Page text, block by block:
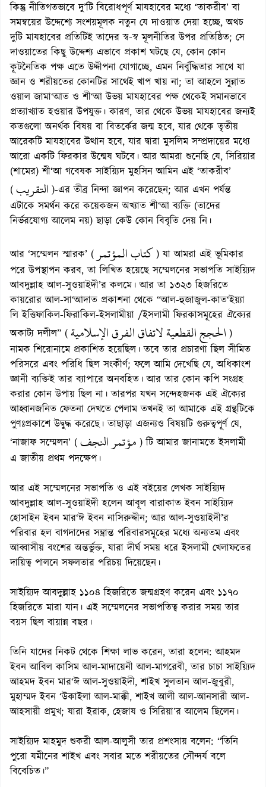
কিন্তু নীতিগতভাবে দু’টি বিরোধপূর্ণ মাযহাবের মধ্যে ‘তাকরীব’ বা
সমন্বয়ের উদ্দেশ্যে সংশয়মূলক নতুন যে দাওয়াত দেয়া হচ্ছে, অথচ
দুটি মাযহাবের প্রতিটিই তাদের স্ব-স্ব মূলনীতির উপর প্রতিষ্ঠিত; সে
দাওয়াতের কিছু উদ্দেশ্য এভাবে প্রকাশ ঘটছে যে, কোন কোন
কূটনৈতিক পক্ষ এতে উদ্দীপনা যোগাচ্ছে, এমন নির্বুদ্ধিতার সাথে যা
জ্ঞান ও শরীয়তের কোনটির সাথেই খাপ খায় না; তা আহলে সুন্নাত
ওয়াল জামা‘আত ও শী‘আ উভয় মাযহাবের পক্ষ থেকেই সমানভাবে
প্রত্যাখ্যাত হওয়ার উপযুক্ত। কারণ, তার থেকে উভয় মাযহাবের জন্যই
কতগুলো অনর্থক বিষয় বা বিতর্কের জন্ম হবে, যার থেকে তৃতীয়
আরেকটি মাযহাবের উত্থান হবে, যার দ্বারা মুসলিম সম্প্রদায়ের মধ্যে
আরো একটি ফিরকার উন্মেষ ঘটবে। আর আমরা শুনেছি যে, সিরিয়ার
(শামের) শী‘আ গবেষক সাইয়্যিদ মুহসিন আমিন এই ‘তাকরীব’
( التقريب )-এর তীব্র নিন্দা জ্ঞাপন করেছেন; আর এখন পর্যন্ত
এটাকে সমর্থন করে কয়েকজন অখ্যাত শী‘আ ব্যক্তি (তাদের
নির্ভরযোগ্য আলেম নয়) ছাড়া কেউ কোন বিবৃতি দেয় নি।
আর ‘সম্মেলন স্মারক’ ( كتاب المؤتمر ) যা আমরা এই ভূমিকার
পরে উপস্থাপন করব, তা লিখিত হয়েছে সম্মেলনের সভাপতি সাইয়্যিদ
আবদুল্লাহ আল-সুওয়াইদী’র কলমে। আর তা ১৩২৩ হিজরিতে
কায়রোর আল-সা‘আদাত প্রকাশনা থেকে “আল-হুজাজুল-কাত‘ইয়্যা
লি ইত্তিফাকিল-ফিরাকিল-ইসলামীয়া /ইসলামী ফিরকাসমূহের ঐক্যের
অকাট্য দলীল” ( الحجج القطعية لاتفاق الفرق الإسلامية )
নামক শিরোনামে প্রকাশিত হয়েছিল। তবে তার প্রচারণা ছিল সীমিত
পরিসরে এবং পরিধি ছিল সংকীর্ণ; ফলে আমি দেখেছি যে, অধিকাংশ
জ্ঞানী ব্যক্তিই তার ব্যাপারে অনবহিত। আর তার কোন কপি সংগ্রহ
করার কোন উপায় ছিল না। তারপর যখন সন্দেহজনক এই ঐক্যের
আহ্বানজনিত ফেতনা দেখতে পেলাম তখনই তা আমাকে এই গ্রন্থটিকে
পুণঃপ্রকাশে উদ্বুদ্ধ করেছে। তাছাড়া এজন্যও বিষয়টি গুরুত্বপূর্ণ যে,
‘নাজাফ সম্মেলন’ ( مؤتمر النجف ) টি আমার জানামতে ইসলামী
এ জাতীয় প্রথম পদক্ষেপ।
আর এই সম্মেলনের সভাপতি ও এই বইয়ের লেখক সাইয়্যিদ
আবদুল্লাহ আল-সুওয়াইদী হলেন আবূল বারাকাত ইবন সাইয়্যিদ
হোসাইন ইবন মার‘ঈ ইবন নাসিরুদ্দীন; আর আল-সুওয়াইদী’র
পরিবার হল বাগদাদের সম্ভ্রান্ত পরিবারসমূহের মধ্যে অন্যতম এবং
আব্বাসীয় বংশের অন্তর্ভুক্ত, যারা দীর্ঘ সময় ধরে ইসলামী খেলাফতের
দায়িত্ব পালনে সফলতার পরিচয় দিয়েছেন।
সাইয়্যিদ আবদুল্লাহ ১১০৪ হিজরিতে জন্মগ্রহণ করেন এবং ১১৭০
হিজরিতে মারা যান। এই সম্মেলনের সভাপতিত্ব করার সময় তার
বয়স ছিল বায়ান্ন বছর।
তিনি যাদের নিকট থেকে শিক্ষা লাভ করেন, তারা হলেন: আহমদ
ইবন আবিল কাসিম আল-মাদায়েনী আল-মাগরেবী, তার চাচা সাইয়্যিদ
আহমদ ইবন মার‘ঈ আল-সুওয়াইদী, শাইখ সুলতান আল-জুবুরী,
মুহাম্মদ ইবন ‘উকাইলা আল-মাক্কী, শাইখ আলী আল-আনসারী আল-
আহসায়ী প্রমুখ; যারা ইরাক, হেজায ও সিরিয়া’র আলেম ছিলেন।
সাইয়্যিদ মাহমুদ শুকরী আল-আলুসী তার প্রশংসায় বলেন: “তিনি
পুরো যমীনের শাইখ এবং সবার মতে শরীয়তের সৌন্দর্য বলে
বিবেচিত।”